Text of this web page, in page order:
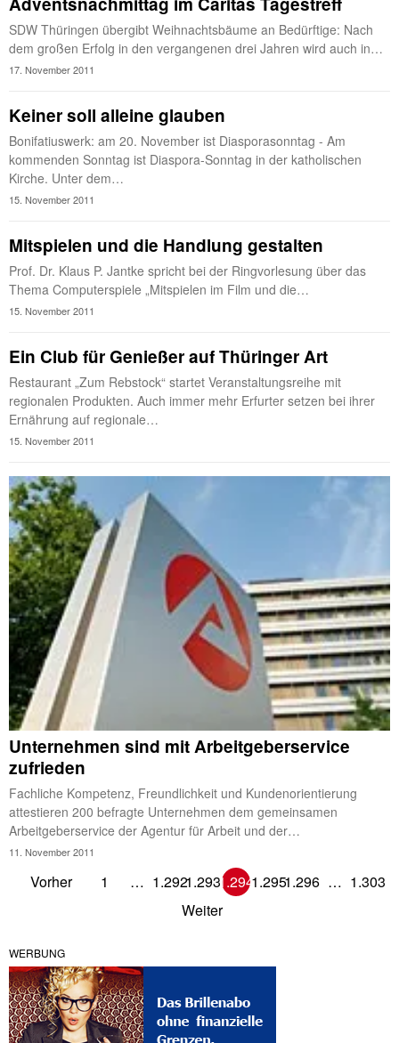
SDW Thüringen übergibt Weihnachtsbäume an Bedürftige: Nach
dem großen Erfolg in den vergangenen drei Jahren wird auch in…
17. November 2011
Keiner soll alleine glauben
Bonifatiuswerk: am 20. November ist Diasporasonntag - Am
kommenden Sonntag ist Diaspora-Sonntag in der katholischen
Kirche. Unter dem…
15. November 2011
Mitspielen und die Handlung gestalten
Prof. Dr. Klaus P. Jantke spricht bei der Ringvorlesung über das
Thema Computerspiele „Mitspielen im Film und die…
15. November 2011
Ein Club für Genießer auf Thüringer Art
Restaurant „Zum Rebstock“ startet Veranstaltungsreihe mit
regionalen Produkten. Auch immer mehr Erfurter setzen bei ihrer
Ernährung auf regionale…
15. November 2011
Unternehmen sind mit Arbeitgeberservice
zufrieden
Fachliche Kompetenz, Freundlichkeit und Kundenorientierung
attestieren 200 befragte Unternehmen dem gemeinsamen
Arbeitgeberservice der Agentur für Arbeit und der…
11. November 2011
Vorher 1 … 1.2921.2931.2941.2951.296 … 1.303
Weiter
WERBUNG